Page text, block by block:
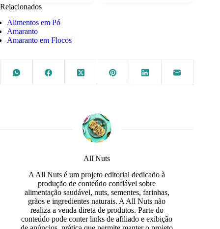
Relacionados
Alimentos em Pó
Amaranto
Amaranto em Flocos
All Nuts
A All Nuts é um projeto editorial dedicado à
produção de conteúdo confiável sobre
alimentação saudável, nuts, sementes, farinhas,
grãos e ingredientes naturais. A All Nuts não
realiza a venda direta de produtos. Parte do
conteúdo pode conter links de afiliado e exibição